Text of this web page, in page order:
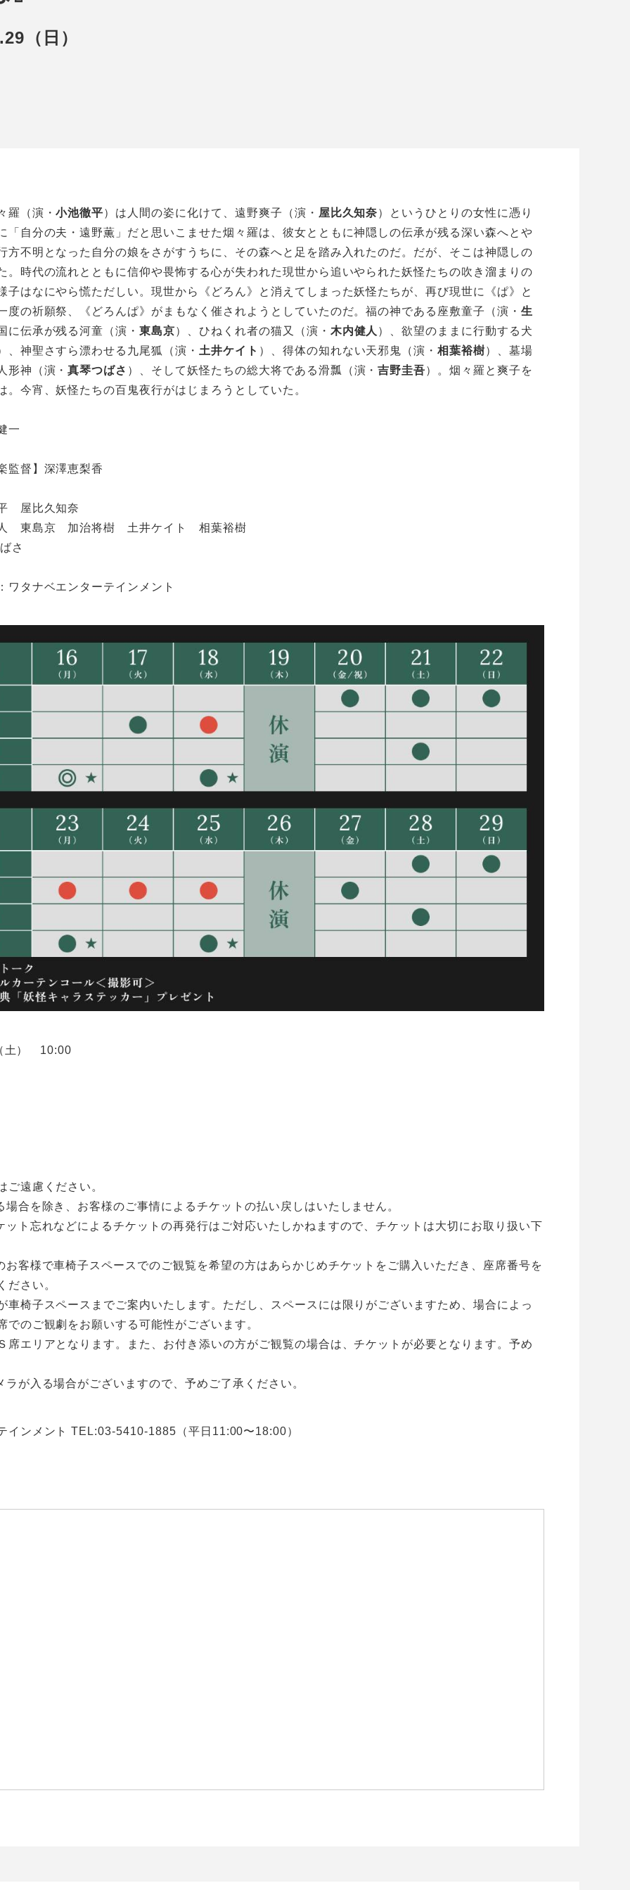
（日）
羅（演・小池徹平）は人間の姿に化けて、遠野爽子（演・ 屋比久知奈）というひとりの女性に憑り
「自分の夫・遠野薫」だと思いこませた烟々羅は、彼女とともに神隠しの伝承が残る深い森へとや
方不明となった自分の娘をさがすうちに、その森へと足を踏み入れたのだ。だが、そこは神隠しの
。時代の流れとともに信仰や畏怖する心が失われた現世から追いやられた妖怪たちの吹き溜まりの
子はなにやら慌ただしい。現世から《どろん》と消えてしまった妖怪たちが、再び現世に《ぱ》と
度の祈願祭、《どろんぱ》がまもなく催されようとしていたのだ。福の神である座敷童子（演・ 生
に伝承が残る河童（演・東島京）、ひねくれ者の猫又（演・ 木内健人 ）、欲望のままに行動する犬
、神聖さすら漂わせる九尾狐（演・土井ケイト ）、得体の知れない天邪鬼（演・相葉裕樹）、墓場
形神（演・真琴つばさ ）、そして妖怪たちの総大将である滑瓢（演・吉野圭吾）。烟々羅と爽子を
。今宵、妖怪たちの百鬼夜行がはじまろうとしていた。
一
監督】深澤恵梨香
屋比久知奈
東島京 加治将樹 土井ケイト 相葉裕樹
さ
ワタナベエンターテインメント
土） 10:00
遠慮ください。
合を除き、お客様のご事情によるチケットの払い戻しはいたしません。
ト忘れなどによるチケットの再発行はご対応いたしかねますので、チケットは大切にお取り扱い下
客様で車椅子スペースでのご観覧を希望の方はあらかじめチケットをご購入いただき、座席番号を
ださい。
車椅子スペースまでご案内いたします。ただし、スペースには限りがございますため、場合によっ
でのご観劇をお願いする可能性がございます。
席エリアとなります。また、お付き添いの方がご観覧の場合は、チケットが必要となります。予め
が入る場合がございますので、予めご了承ください。
インメント TEL:03-5410-1885（平⽇11:00〜18:00）